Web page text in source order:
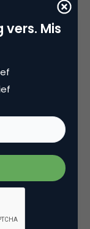
moment
in
wel een feit
te weinig
al die data
inzichten
Mis